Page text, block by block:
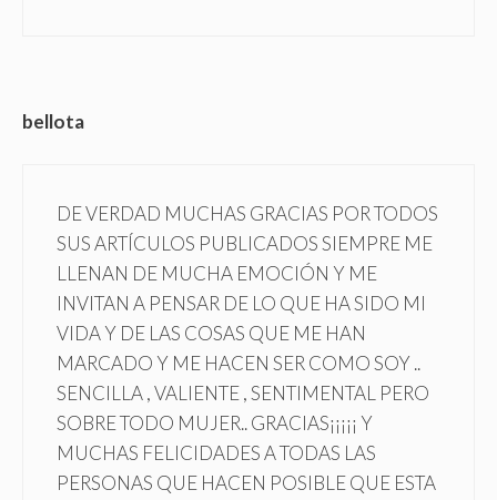
bellota
DE VERDAD MUCHAS GRACIAS POR TODOS
SUS ARTÍCULOS PUBLICADOS SIEMPRE ME
LLENAN DE MUCHA EMOCIÓN Y ME
INVITAN A PENSAR DE LO QUE HA SIDO MI
VIDA Y DE LAS COSAS QUE ME HAN
MARCADO Y ME HACEN SER COMO SOY ..
SENCILLA , VALIENTE , SENTIMENTAL PERO
SOBRE TODO MUJER.. GRACIAS¡¡¡¡¡ Y
MUCHAS FELICIDADES A TODAS LAS
PERSONAS QUE HACEN POSIBLE QUE ESTA